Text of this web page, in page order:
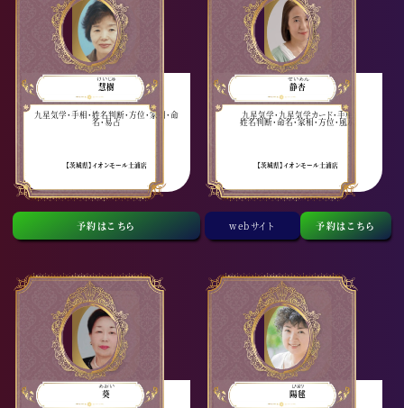
けいじゅ
慧樹
九星気学・手相・姓名判断・方位・家相・命
名・易占
【茨城県】イオンモール土浦店
予約はこちら
せいあん
静杏
九星気学・九星気学カード・手相
姓名判断・命名・家相・方位・風水
【茨城県】イオンモール土浦店
webサイト 予約はこちら
あおい
葵
ひまり
陽毬